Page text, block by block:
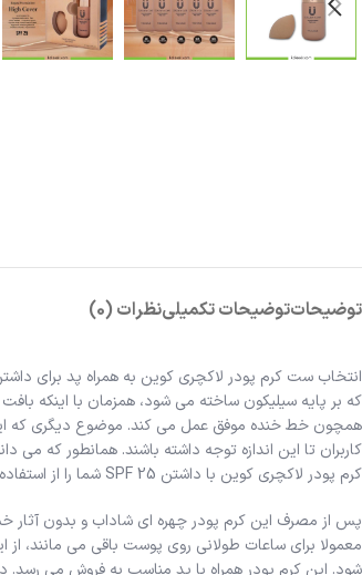
توضیحاتتوضیحات تکمیلینظرات (0)
انتخاب ست کرم پودر لاکچری کوین به همراه پد برای
که بر پایه سیلیکون ساخته می شود، همزمان با اینکه
همچون خط خنده موفق عمل می کند. موضوع دیگری که
کاربران تا این اندازه توجه داشته باشند. همانطور
کرم پودر لاکچری کوین با داشتن SPF 25 شما را از استفاده از ضد آفتاب بی نیاز می کند.
پس از مصرف این کرم پودر چهره ای شاداب و بدون آثار
معمولا برای ساعات طولانی روی پوست باقی می مانند،
شود. این کرم پودر همراه با پد مناسب به فروش می